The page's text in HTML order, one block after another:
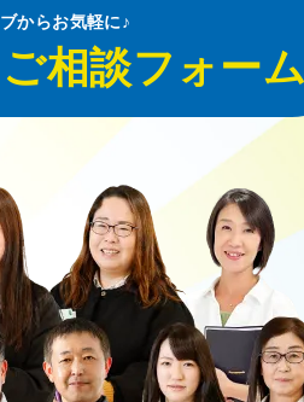
からお気軽に♪
相談フォーム